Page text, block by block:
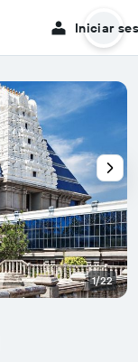
Iniciar
1/22